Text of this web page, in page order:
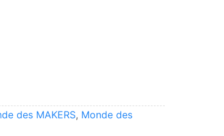
des MAKERS, Monde des